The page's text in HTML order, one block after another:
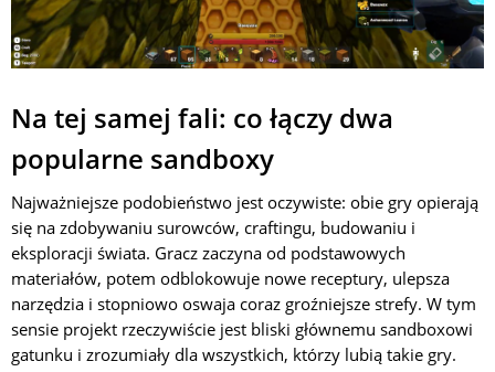
Na tej samej fali: co łączy dwa
popularne sandboxy
Najważniejsze podobieństwo jest oczywiste: obie gry opierają
się na zdobywaniu surowców, craftingu, budowaniu i
eksploracji świata. Gracz zaczyna od podstawowych
materiałów, potem odblokowuje nowe receptury, ulepsza
narzędzia i stopniowo oswaja coraz groźniejsze strefy. W tym
sensie projekt rzeczywiście jest bliski głównemu sandboxowi
gatunku i zrozumiały dla wszystkich, którzy lubią takie gry.